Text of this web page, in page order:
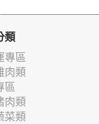
類
專區
肉類
區
肉類
菜類